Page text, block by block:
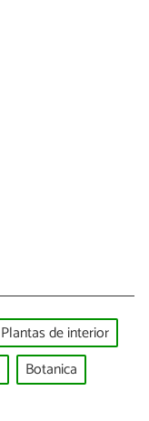
Plantas de interior
Botanica